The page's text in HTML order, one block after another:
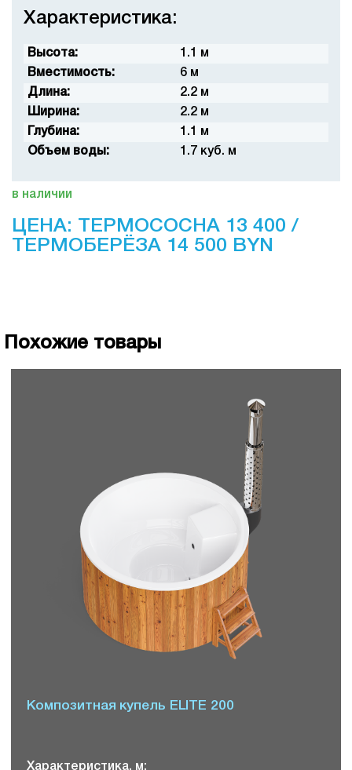
Характеристика:
Высота:
1.1 м
Вместимость:
6 м
Длина:
2.2 м
Ширина:
2.2 м
Глубина:
1.1 м
Объем воды:
1.7 куб. м
в наличии
ЦЕНА: ТЕРМОСОСНА 13 400 /
ТЕРМОБЕРЁЗА 14 500 BYN
Похожие товары
Композитная купель ELITE 200
Характеристика, м: